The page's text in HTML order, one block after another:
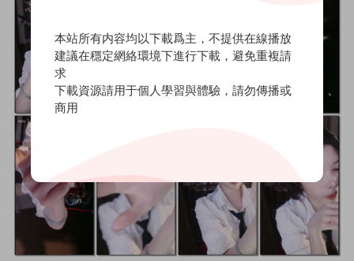
本站所有内容均以下載爲主，不提供在線播放
建議在穩定網絡環境下進行下載，避免重複請
求
下載資源請用于個人學習與體驗，請勿傳播或
商用